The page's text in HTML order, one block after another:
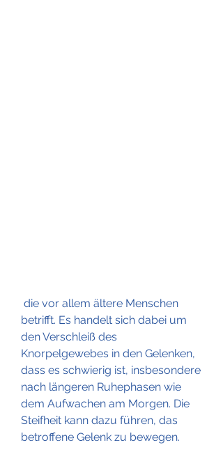
betrifft. Es handelt sich dabei um
den Verschleiß des
Knorpelgewebes in den Gelenken,
dass es schwierig ist, insbesondere
nach längeren Ruhephasen wie
dem Aufwachen am Morgen. Die
Steifheit kann dazu führen, das
betroffene Gelenk zu bewegen.